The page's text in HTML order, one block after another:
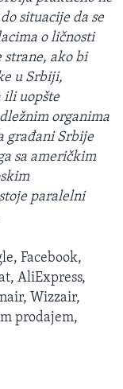
situacije da se
o ličnosti
strane, ako bi
u Srbiji,
ili uopšte
organima
građani Srbije
sa američkim
paralelni
Facebook,
AliExpress,
Wizzair,
prodajem,